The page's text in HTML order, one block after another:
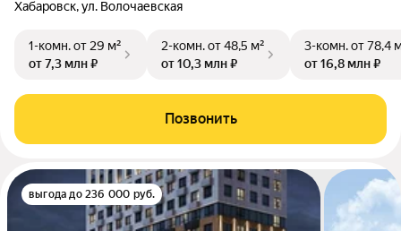
Хабаровск, ул. Волочаевская
1-комн.от 29 м²
от 7,3 млн ₽
2-комн.от 48,5 м²
от 10,3 млн ₽
3-комн.от 78,4
от 16,8 млн ₽
Позвонить
выгода до 236 000 руб.